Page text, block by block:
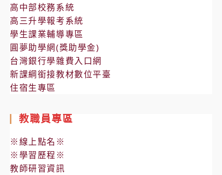
高中部校務系統
高三升學報考系統
學生課業輔導專區
圓夢助學網(獎助學金)
台灣銀行學雜費入口網
新課綱銜接教材數位平臺
住宿生專區
教職員專區
※線上點名※
※學習歷程※
教師研習資訊